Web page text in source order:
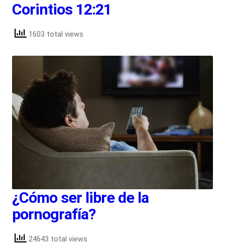
Corintios 12:21
1603 total views
¿Cómo ser libre de la
pornografía?
24643 total views